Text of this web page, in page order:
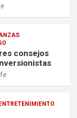
consejos
ENTRETENIMIENTO